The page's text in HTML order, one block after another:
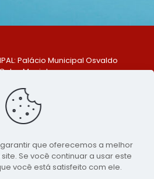
Palácio Municipal Osvaldo
Maciel
Una - PE. CEP: 553370-128
(81) 99548-1569
Assessoria de Comunicação da
São Bento do Una - PE
que oferecemos a melhor
Se você continuar a usar este
você está satisfeito com ele.